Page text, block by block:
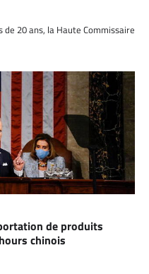
20 ans, la Haute Commissaire
de produits
chinois